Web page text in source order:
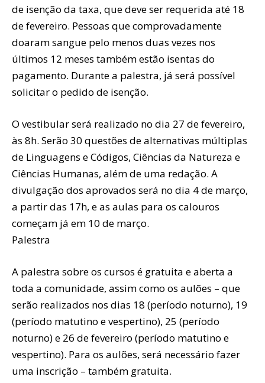
de isenção da taxa, que deve ser requerida até 18
de fevereiro. Pessoas que comprovadamente
doaram sangue pelo menos duas vezes nos
últimos 12 meses também estão isentas do
pagamento. Durante a palestra, já será possível
solicitar o pedido de isenção.
O vestibular será realizado no dia 27 de fevereiro,
às 8h. Serão 30 questões de alternativas múltiplas
de Linguagens e Códigos, Ciências da Natureza e
Ciências Humanas, além de uma redação. A
divulgação dos aprovados será no dia 4 de março,
a partir das 17h, e as aulas para os calouros
começam já em 10 de março.
Palestra
A palestra sobre os cursos é gratuita e aberta a
toda a comunidade, assim como os aulões – que
serão realizados nos dias 18 (período noturno), 19
(período matutino e vespertino), 25 (período
noturno) e 26 de fevereiro (período matutino e
vespertino). Para os aulões, será necessário fazer
uma inscrição – também gratuita.